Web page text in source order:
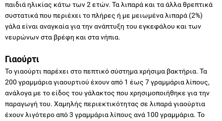
παιδιά ηλικίας κάτω των 2 ετών. Τα λιπαρά και τα άλλα θρεπτικά
συστατικά που περιέχει το πλήρες ή με μειωμένα λιπαρά (2%)
γάλα είναι αναγκαία για την ανάπτυξη του εγκεφάλου και των
νευρώνων στα βρέφη και στα νήπια.
Γιαούρτι
Το γιαούρτι παρέχει στο πεπτικό σύστημα χρήσιμα βακτήρια. Τα
200 γραμμάρια γιαουρτιού έχουν από 1 έως 7 γραμμάρια λίπους,
ανάλογα με το είδος του γάλακτος που χρησιμοποιήθηκε για την
παραγωγή του. Χαμηλής περιεκτικότητας σε λιπαρά γιαούρτια
έχουν λιγότερο από 3 γραμμάρια λίπους ανά 100 γραμμάρια. Το